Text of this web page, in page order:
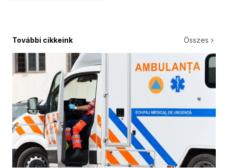
További cikkeink Összes